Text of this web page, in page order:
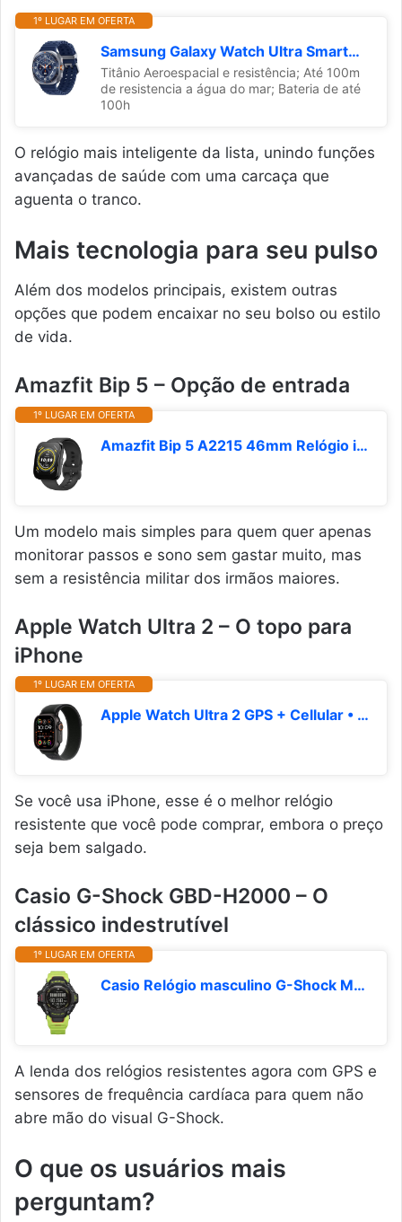
1º LUGAR EM OFERTA
Samsung Galaxy Watch Ultra Smartwatch 47mm LTE- Titânio Azul
Titânio Aeroespacial e resistência; Até 100m
de resistencia a água do mar; Bateria de até
100h
O relógio mais inteligente da lista, unindo funções
avançadas de saúde com uma carcaça que
aguenta o tranco.
Mais tecnologia para seu pulso
Além dos modelos principais, existem outras
opções que podem encaixar no seu bolso ou estilo
de vida.
Amazfit Bip 5 – Opção de entrada
1º LUGAR EM OFERTA
Amazfit Bip 5 A2215 46mm Relógio inteligente tela de 1,91 polegadas para Android iPhone, chamadas Bluetooth, Alexa embutido, rastreamento GPS (preto)
Um modelo mais simples para quem quer apenas
monitorar passos e sono sem gastar muito, mas
sem a resistência militar dos irmãos maiores.
Apple Watch Ultra 2 – O topo para
iPhone
1º LUGAR EM OFERTA
Apple Watch Ultra 2 GPS + Cellular • Caixa preta de titânio – 49 mm • Pulseira loop Trail preta – M/G
Se você usa iPhone, esse é o melhor relógio
resistente que você pode comprar, embora o preço
seja bem salgado.
Casio G-Shock GBD-H2000 – O
clássico indestrutível
1º LUGAR EM OFERTA
Casio Relógio masculino G-Shock Move GBD-H2000, multiesportivo (corrida, bicicleta, natação, academia), GPS + relógio de frequência cardíaca, relógio preto assistido por energia solar de quartzo com
A lenda dos relógios resistentes agora com GPS e
sensores de frequência cardíaca para quem não
abre mão do visual G-Shock.
O que os usuários mais
perguntam?